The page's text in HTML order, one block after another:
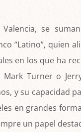
se
“Latino”, quien
en los que ha
Turner o
y su capacidad
en grandes
un papel